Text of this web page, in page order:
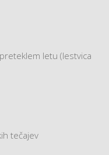
letu (lestvica
tečajev